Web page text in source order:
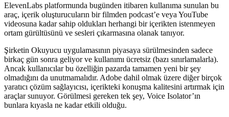
ElevenLabs platformunda bugünden itibaren kullanıma sunulan bu
araç, içerik oluşturucuların bir filmden podcast’e veya YouTube
videosuna kadar sahip oldukları herhangi bir içerikten istenmeyen
ortam gürültüsünü ve sesleri çıkarmasına olanak tanıyor.
Şirketin Okuyucu uygulamasının piyasaya sürülmesinden sadece
birkaç gün sonra geliyor ve kullanımı ücretsiz (bazı sınırlamalarla).
Ancak kullanıcılar bu özelliğin pazarda tamamen yeni bir şey
olmadığını da unutmamalıdır. Adobe dahil olmak üzere diğer birçok
yaratıcı çözüm sağlayıcısı, içerikteki konuşma kalitesini artırmak için
araçlar sunuyor. Görülmesi gereken tek şey, Voice Isolator’ın
bunlara kıyasla ne kadar etkili olduğu.